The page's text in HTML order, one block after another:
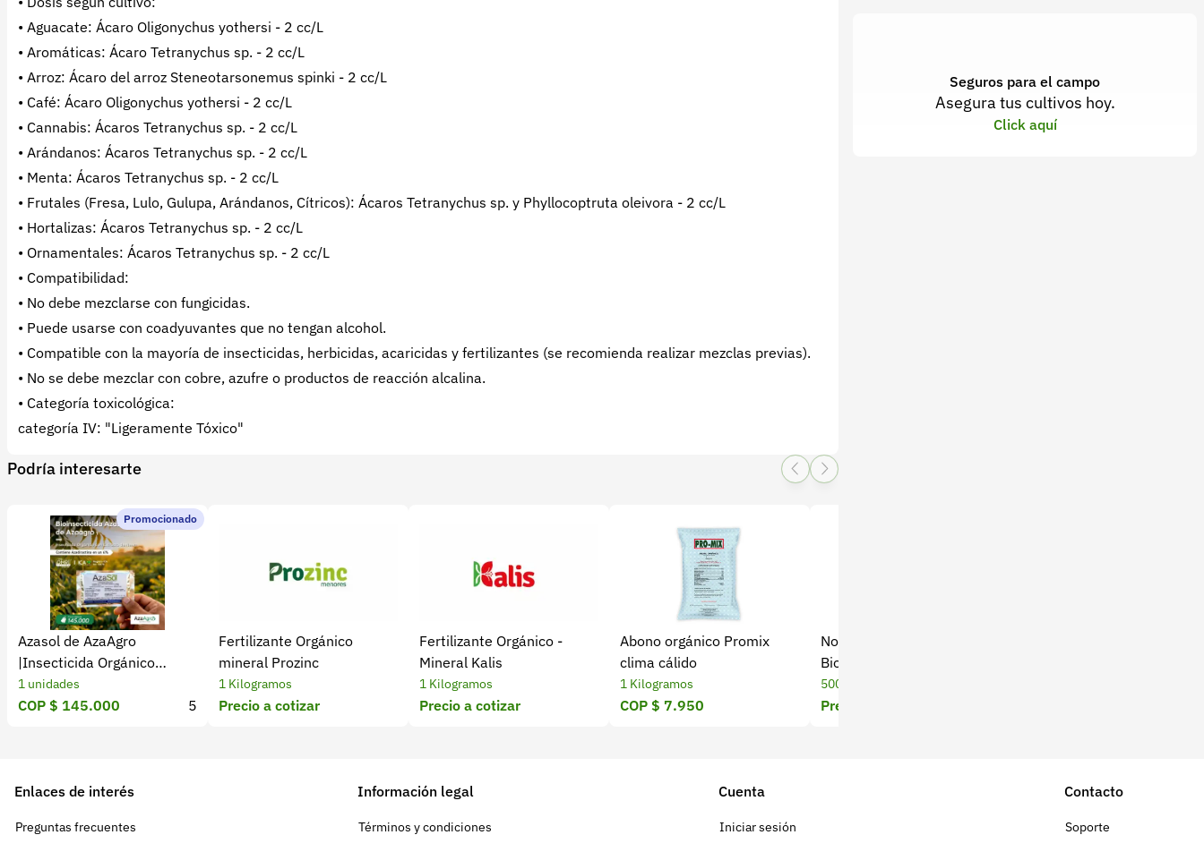
• Aguacate: Ácaro Oligonychus yothersi - 2 cc/L
• Aromáticas: Ácaro Tetranychus sp. - 2 cc/L
• Arroz: Ácaro del arroz Steneotarsonemus spinki - 2 cc/L
• Café: Ácaro Oligonychus yothersi - 2 cc/L
• Cannabis: Ácaros Tetranychus sp. - 2 cc/L
• Arándanos: Ácaros Tetranychus sp. - 2 cc/L
• Menta: Ácaros Tetranychus sp. - 2 cc/L
• Frutales (Fresa, Lulo, Gulupa, Arándanos, Cítricos): Ácaros Tetranychus sp. y Phyllocoptruta oleivora - 2 cc/L
• Hortalizas: Ácaros Tetranychus sp. - 2 cc/L
• Ornamentales: Ácaros Tetranychus sp. - 2 cc/L
• Compatibilidad:
• No debe mezclarse con fungicidas.
• Puede usarse con coadyuvantes que no tengan alcohol.
• Compatible con la mayoría de insecticidas, herbicidas, acaricidas y fertilizantes (se recomienda realizar mezclas previas).
• No se debe mezclar con cobre, azufre o productos de reacción alcalina.
• Categoría toxicológica:
categoría IV: "Ligeramente Tóxico"
Podría interesarte
Promocionado
Azasol de AzaAgro
|Insecticida Orgánico
Extracto de Neem
1 unidades
COP $ 145.000 5
Fertilizante Orgánico
mineral Prozinc
1 Kilogramos
Precio a cotizar
Fertilizante Orgánico -
Mineral Kalis
1 Kilogramos
Precio a cotizar
Abono orgánico Promix
clima cálido
1 Kilogramos
COP $ 7.950
Novaplant Alganova 500 g –
Bioestimulante Algásico
500 gramos
Precio a cotizar
Seguros para el campo
Asegura tus cultivos hoy.
Click aquí
Enlaces de interés
Preguntas frecuentes
Información legal
Términos y condiciones
Cuenta
Iniciar sesión
Contacto
Soporte